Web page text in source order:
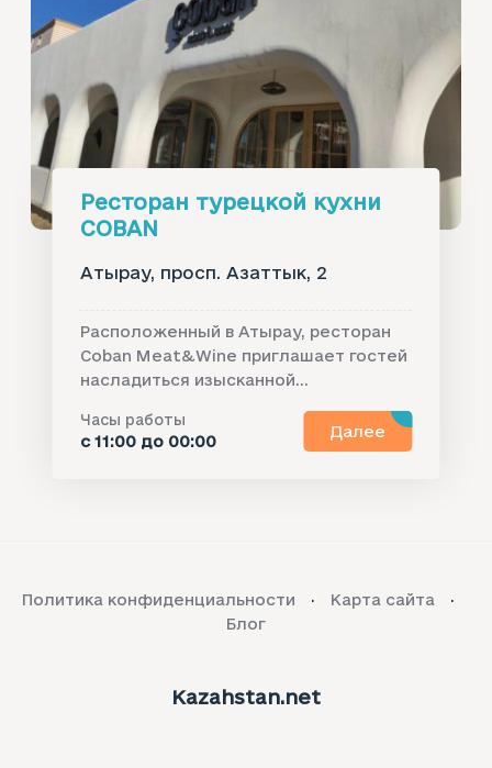
Ресторан турецкой кухни
COBAN
Атырау, просп. Азаттык, 2
Расположенный в Атырау, ресторан
Coban Meat&Wine приглашает гостей
насладиться изысканной...
Часы работы
с 11:00 до 00:00
Далее
Политика конфиденциальности
Карта сайта
Блог
Kazahstan.net